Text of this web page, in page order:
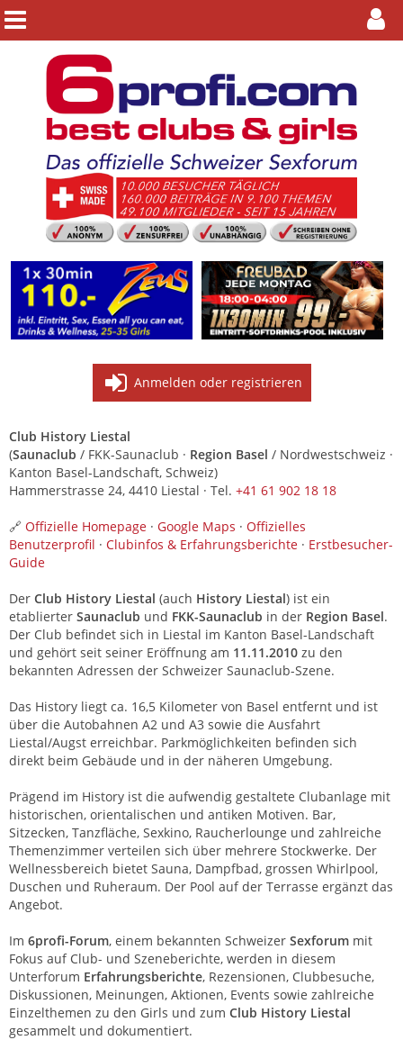
Anmelden oder registrieren
Club History Liestal
(Saunaclub / FKK-Saunaclub · Region Basel / Nordwestschweiz ·
Kanton Basel-Landschaft, Schweiz)
Hammerstrasse 24, 4410 Liestal · Tel. +41 61 902 18 18
🔗 Offizielle Homepage · Google Maps · Offizielles
Benutzerprofil · Clubinfos & Erfahrungsberichte · Erstbesucher-
Guide
Der Club History Liestal (auch History Liestal) ist ein
etablierter Saunaclub und FKK-Saunaclub in der Region Basel.
Der Club befindet sich in Liestal im Kanton Basel-Landschaft
und gehört seit seiner Eröffnung am 11.11.2010 zu den
bekannten Adressen der Schweizer Saunaclub-Szene.
Das History liegt ca. 16,5 Kilometer von Basel entfernt und ist
über die Autobahnen A2 und A3 sowie die Ausfahrt
Liestal/Augst erreichbar. Parkmöglichkeiten befinden sich
direkt beim Gebäude und in der näheren Umgebung.
Prägend im History ist die aufwendig gestaltete Clubanlage mit
historischen, orientalischen und antiken Motiven. Bar,
Sitzecken, Tanzfläche, Sexkino, Raucherlounge und zahlreiche
Themenzimmer verteilen sich über mehrere Stockwerke. Der
Wellnessbereich bietet Sauna, Dampfbad, grossen Whirlpool,
Duschen und Ruheraum. Der Pool auf der Terrasse ergänzt das
Angebot.
Im 6profi-Forum, einem bekannten Schweizer Sexforum mit
Fokus auf Club- und Szeneberichte, werden in diesem
Unterforum Erfahrungsberichte, Rezensionen, Clubbesuche,
Diskussionen, Meinungen, Aktionen, Events sowie zahlreiche
Einzelthemen zu den Girls und zum Club History Liestal
gesammelt und dokumentiert.